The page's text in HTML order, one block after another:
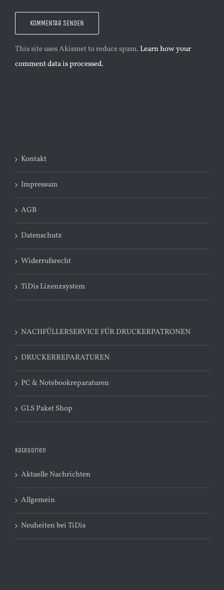
This site uses Akismet to reduce spam. Learn how your
comment data is processed.
Kontakt
Impressum
AGB
Datenschutz
Widerrufsrecht
TiDis Lizenzsystem
NACHFÜLLERSERVICE FÜR DRUCKERPATRONEN
DRUCKERREPARATUREN
PC & Notebookreparaturen
GLS Paket Shop
Kategorien
Aktuelle Nachrichten
Allgemein
Neuheiten bei TiDis